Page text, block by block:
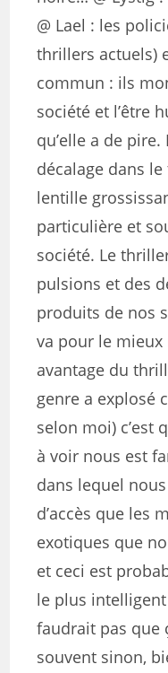
@ Lael : les
thrillers actuels)
commun : ils
société et l’être
qu’elle a de
décalage dans
lentille
particulière et
société. Le
pulsions et des
produits de nos
va pour le mieux
avantage du
genre a explosé
selon moi) c’est
à voir nous est
dans lequel
d’accès que les
exotiques que
et ceci est
le plus
faudrait pas que
souvent sinon,